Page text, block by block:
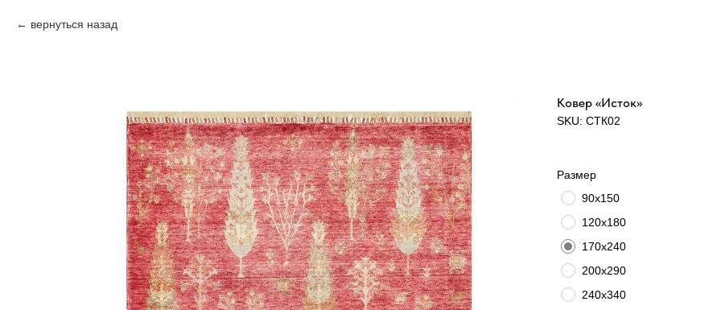
вернуться назад
Ковер «Исток»
SKU: СТК02
Размер
90х150
120х180
170х240
200х290
240х340